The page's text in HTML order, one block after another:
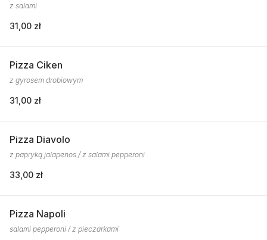
z salami
31,00 zł
Pizza Ciken
z gyrosem drobiowym
31,00 zł
Pizza Diavolo
z papryką jalapenos / z salami pepperoni
33,00 zł
Pizza Napoli
salami pepperoni / z pieczarkami